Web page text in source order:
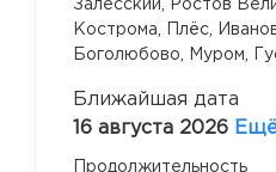
Залесский,
Ростов
Кострома,
Плёс,
Боголюбово,
Муром,
Ближайшая дата
16 августа 2026
Продолжительность